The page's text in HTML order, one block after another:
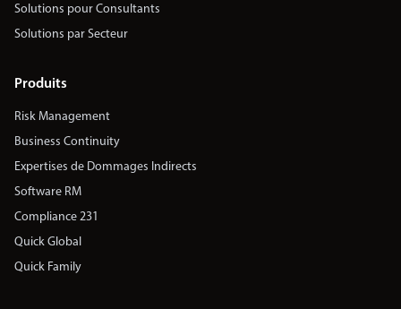
Solutions pour Consultants
Solutions par Secteur
Produits
Risk Management
Business Continuity
Expertises de Dommages Indirects
Software RM
Compliance 231
Quick Global
Quick Family